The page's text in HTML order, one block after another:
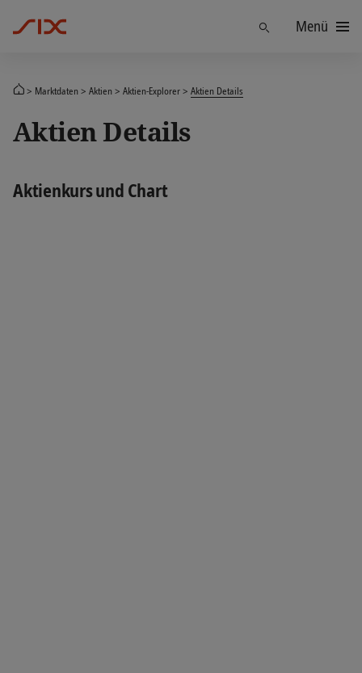
FindenMenü
Marktdaten Aktien Aktien-Explorer Aktien Details
Aktien Details
Aktienkurs und Chart